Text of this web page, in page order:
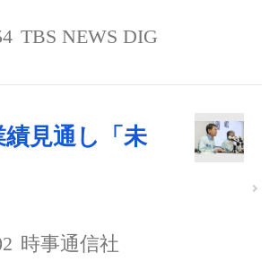
TBS NEWS DIG
績見通し「未
時事通信社